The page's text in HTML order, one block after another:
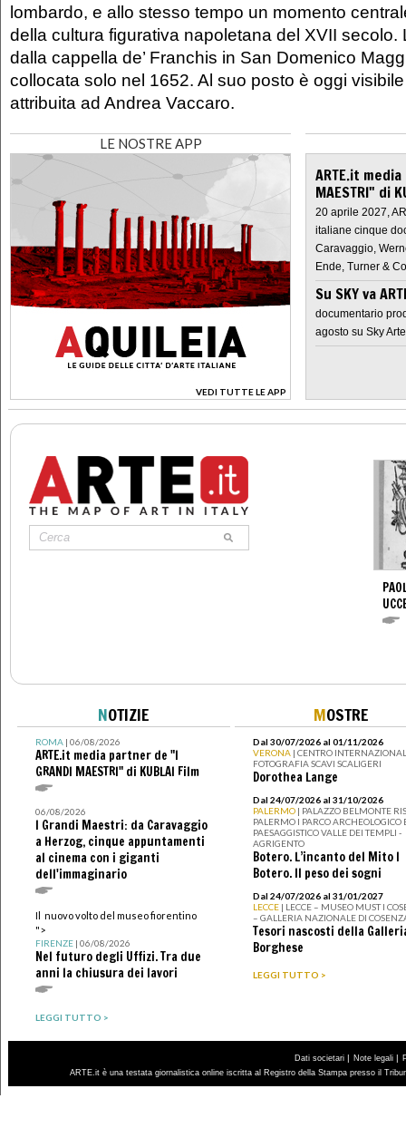
lombardo, e allo stesso tempo un momento
della cultura figurativa napoletana del XVII secolo.
dalla cappella de’ Franchis in San Domenico
collocata solo nel 1652. Al suo posto è oggi
attribuita ad Andrea Vaccaro.
LE NOSTRE APP
VEDI TUTTE LE APP
>
ARTE.it
MAESTRI" di
20 aprile 2027,
italiane cinque
Caravaggio,
Ende, Turner &
Su SKY va
documentario
agosto su Sky Arte
NOTIZIE
ROMA| 06/08/2026
ARTE.it media partner de "I
GRANDI MAESTRI" di KUBLAI Film
06/08/2026
I Grandi Maestri: da Caravaggio
a Herzog, cinque appuntamenti
al cinema con i giganti
dell'immaginario
Il nuovo volto del museo fiorentino
">
FIRENZE| 06/08/2026
Nel futuro degli Uffizi. Tra due
anni la chiusura dei lavori
LEGGI TUTTO >
MOSTRE
Dal 30/07/2026 al 01/11/2026
VERONA | CENTRO
FOTOGRAFIA SCAVI SCALIGERI
Dorothea Lange
Dal 24/07/2026 al 31/10/2026
PALERMO | PALAZZO BELMONTE
PALERMO I PARCO ARCHEOLOGICO
PAESAGGISTICO VALLE DEI TEMPLI -
AGRIGENTO
Botero. L’incanto del Mito I
Botero. Il peso dei sogni
Dal 24/07/2026 al 31/01/2027
LECCE | LECCE – MUSEO MUST I
– GALLERIA NAZIONALE DI
Tesori nascosti della
Borghese
LEGGI TUTTO >
Dati societari | Note legali |
ARTE.it è una testata giornalistica online iscritta al Registro della Stampa presso il